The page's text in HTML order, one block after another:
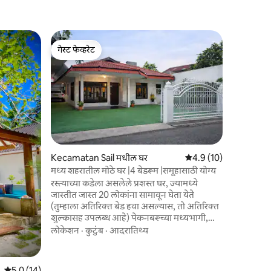
गेस्ट फेव्हरेट
गेस्ट फेव्हरेट
Kecamatan Sail मधील घर 5 पैकी 4.9 सरासरी रेटिंग,
4.9 (10)
मध्य शहरातील मोठे घर |4 बेडरूम |समूहासाठी योग्य
रस्त्याच्या कडेला असलेले प्रशस्त घर, ज्यामध्ये
जास्तीत जास्त 20 लोकांना सामावून घेता येते
(तुम्हाला अतिरिक्त बेड हवा असल्यास, तो अतिरिक्त
शुल्कासह उपलब्ध आहे) पेकनबरूच्या मध्यभागी,
पेकनबरू मॉलपासून 5 मिनिटांच्या अंतरावर, लिव्हिंग
वर्ल्ड मॉल/एसकेए/ट्रान्समार्ट मॉलपासून 7
लोकेशन ·कुटुंब· आदरातिथ्य